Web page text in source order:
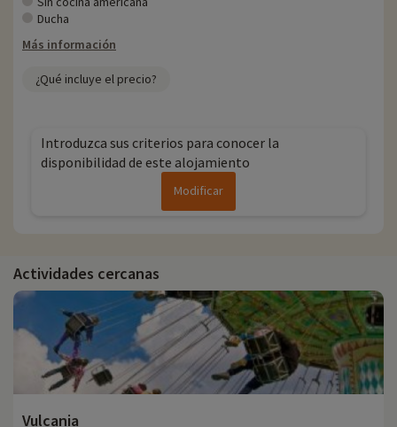
Ducha
Más información
¿Qué incluye el precio?
Introduzca sus criterios para conocer la
disponibilidad de este alojamiento
Modificar
Actividades cercanas
Vulcania